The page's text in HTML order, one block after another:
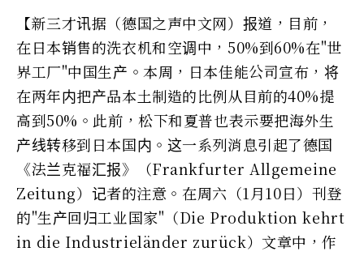
【新三才讯据（德国之声中文网）报道，目前，
在日本销售的洗衣机和空调中，50%到60%在"世
界工厂"中国生产。本周，日本佳能公司宣布，将
在两年内把产品本土制造的比例从目前的40%提
高到50%。此前，松下和夏普也表示要把海外生
产线转移到日本国内。这一系列消息引起了德国
《法兰克福汇报》（Frankfurter Allgemeine
Zeitung）记者的注意。在周六（1月10日）刊登
的"生产回归工业国家"（Die Produktion kehrt
in die Industrieländer zurück）文章中，作